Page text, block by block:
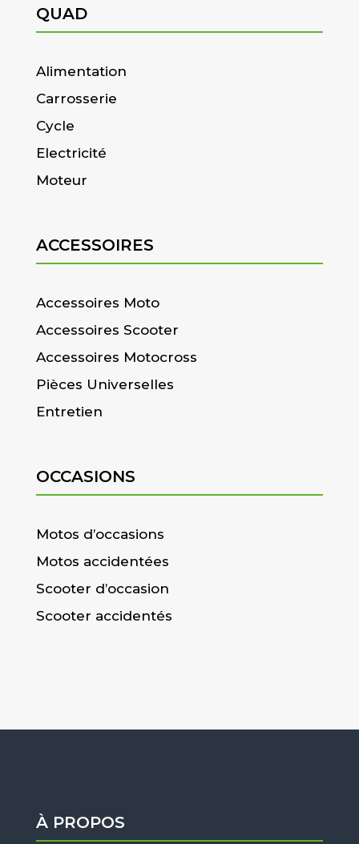
QUAD
Alimentation
Carrosserie
Cycle
Electricité
Moteur
ACCESSOIRES
Accessoires Moto
Accessoires Scooter
Accessoires Motocross
Pièces Universelles
Entretien
OCCASIONS
Motos d’occasions
Motos accidentées
Scooter d’occasion
Scooter accidentés
À PROPOS